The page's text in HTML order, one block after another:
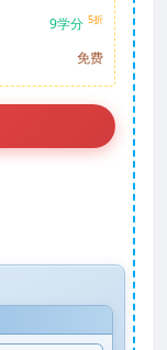
9学分 5折
免费